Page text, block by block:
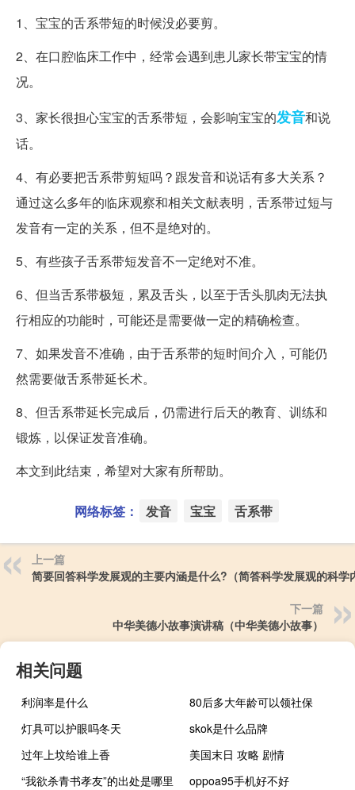
1、宝宝的舌系带短的时候没必要剪。
2、在口腔临床工作中，经常会遇到患儿家长带宝宝的情
况。
3、家长很担心宝宝的舌系带短，会影响宝宝的发音和说
话。
4、有必要把舌系带剪短吗？跟发音和说话有多大关系？
通过这么多年的临床观察和相关文献表明，舌系带过短与
发音有一定的关系，但不是绝对的。
5、有些孩子舌系带短发音不一定绝对不准。
6、但当舌系带极短，累及舌头，以至于舌头肌肉无法执
行相应的功能时，可能还是需要做一定的精确检查。
7、如果发音不准确，由于舌系带的短时间介入，可能仍
然需要做舌系带延长术。
8、但舌系带延长完成后，仍需进行后天的教育、训练和
锻炼，以保证发音准确。
本文到此结束，希望对大家有所帮助。
网络标签： 发音 宝宝 舌系带
上一篇
简要回答科学发展观的主要内涵是什么?（简答科学发展观的科学
下一篇
中华美德小故事演讲稿（中华美德小故事）
相关问题
利润率是什么
80后多大年龄可以领社保
灯具可以护眼吗冬天
skok是什么品牌
过年上坟给谁上香
美国末日 攻略 剧情
“我欲杀青书孝友”的出处是哪里
oppoa95手机好不好